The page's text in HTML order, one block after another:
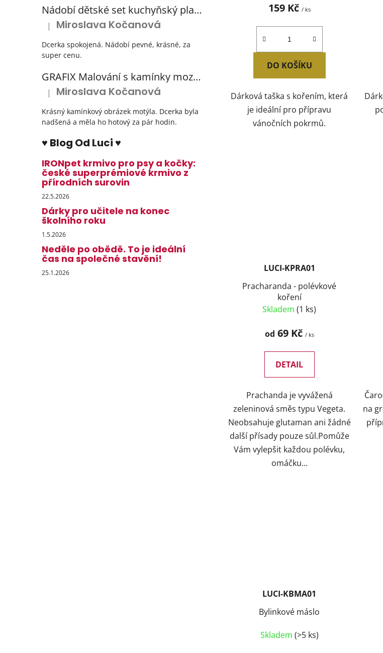
Nádobí dětské set kuchyňský plastový s odkapávačem 3 barvy
Hodnocení produktu je 5 z 5 hvězdiček.
| Miroslava Kočanová
Dcerka spokojená. Nádobí pevné, krásné, za
super cenu.
GRAFIX Malování s kamínky mozaika diamantový obrázek 3 druhy
Hodnocení produktu je 5 z 5 hvězdiček.
| Miroslava Kočanová
Krásný kamínkový obrázek motýla. Dcerka byla
nadšená a měla ho hotový za pár hodin.
♥ Blog Od Luci ♥
IRONpet krmivo pro psy a kočky:
české superprémiové krmivo z
přírodních surovin
22.5.2026
Dárky pro učitele na konec
školního roku
1.5.2026
Neděle po obědě. To je ideální
čas na společné stavění!
25.1.2026
159 Kč / ks
DO KOŠÍKU
Dárková taška s kořením, která
je ideální pro přípravu
vánočních pokrmů.
LUCI-KPRA01
Pracharanda - polévkové
koření
Skladem(1 ks)
od 69 Kč / ks
DETAIL
Prachanda je vyvážená
zeleninová směs typu Vegeta.
Neobsahuje glutaman ani žádné
další přísady pouze sůl.Pomůže
Vám vylepšit každou polévku,
omáčku...
na
LUCI-KBMA01
Bylinkové máslo
Skladem (>5 ks)